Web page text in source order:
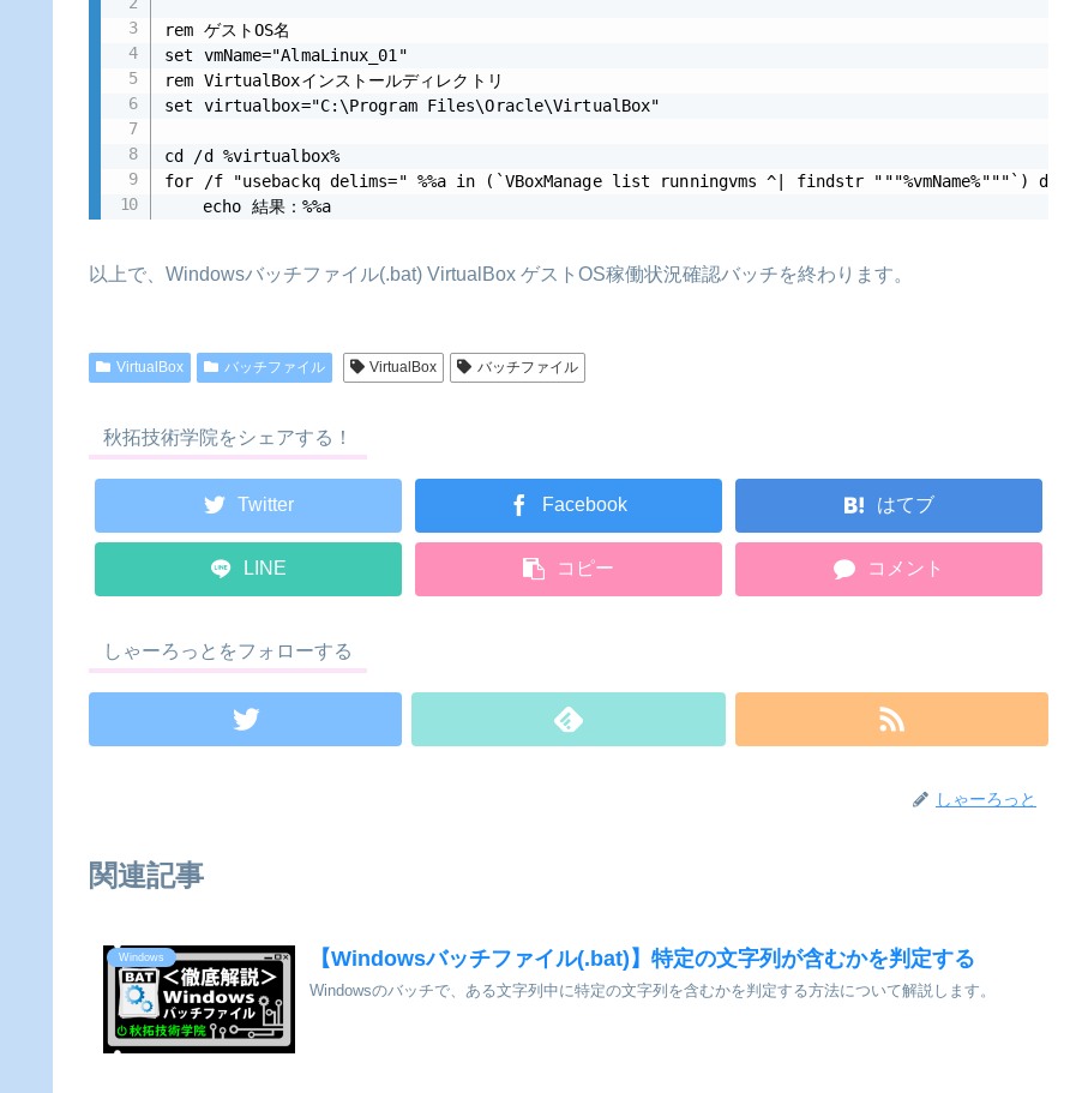
rem ゲストOS名
set vmName="AlmaLinux_01"
rem VirtualBoxインストールディレクトリ
set virtualbox="C:\Program Files\Oracle\VirtualBox"
cd /d %virtualbox%
for /f "usebackq delims=" %%a in (`VBoxManage list runningvms ^| findstr """%vmName%"""`) do (
:active
exit /b 1
以上で、Windowsバッチファイル(.bat) VirtualBox ゲストOS稼働状況確認バッチを終わります。
VirtualBox バッチファイル VirtualBox バッチファイル
秋拓技術学院をシェアする！
Twitter Facebook はてブ
LINE コピー コメント
しゃーろっとをフォローする
しゃーろっと
関連記事
Windows 【Windowsバッチファイル(.bat)】特定の文字列が含むかを判定する
Windowsのバッチで、ある文字列中に特定の文字列を含むかを判定する方法について解説します。